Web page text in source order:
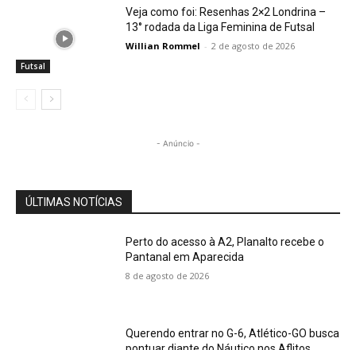
Futsal
Veja como foi: Resenhas 2×2 Londrina –
13° rodada da Liga Feminina de Futsal
Willian Rommel - 2 de agosto de 2026
- Anúncio -
ÚLTIMAS NOTÍCIAS
Perto do acesso à A2, Planalto recebe o
Pantanal em Aparecida
8 de agosto de 2026
Querendo entrar no G-6, Atlético-GO busca